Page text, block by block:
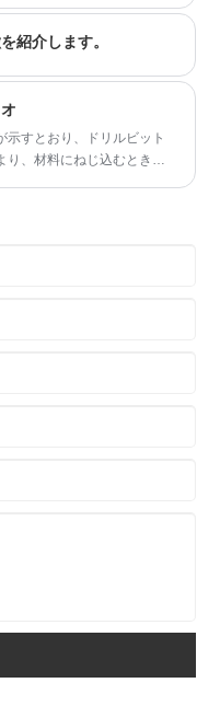
います。
紹介します。
示すとおり、ドリルビット
、材料にねじ込むときに